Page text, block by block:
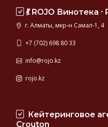
💃 ROJO Винотека
г. Алматы, мкр-н Самал-1, 4
+7 (702) 698 80 33
info@rojo.kz
rojo.kz
Кейтеринговое
Crouton